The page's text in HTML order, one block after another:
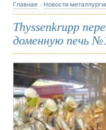
Главная Новости
Thyssenkrupp
доменную печь